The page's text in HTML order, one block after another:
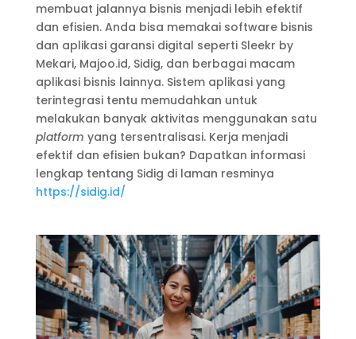
membuat jalannya bisnis menjadi lebih efektif
dan efisien. Anda bisa memakai software bisnis
dan aplikasi garansi digital seperti Sleekr by
Mekari, Majoo.id, Sidig, dan berbagai macam
aplikasi bisnis lainnya. Sistem aplikasi yang
terintegrasi tentu memudahkan untuk
melakukan banyak aktivitas menggunakan satu
platform yang tersentralisasi. Kerja menjadi
efektif dan efisien bukan? Dapatkan informasi
lengkap tentang Sidig di laman resminya
https://sidig.id/